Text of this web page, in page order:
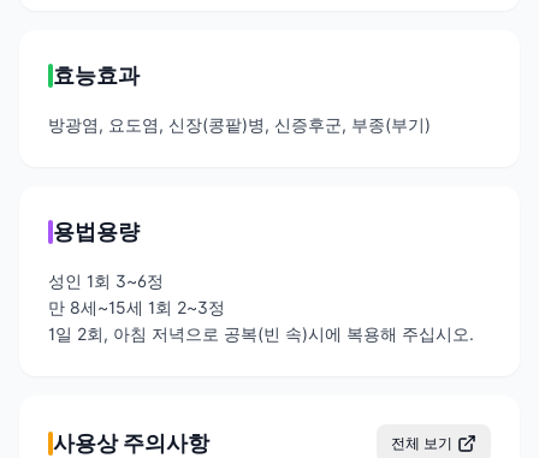
효능효과
방광염, 요도염, 신장(콩팥)병, 신증후군, 부종(부기)
용법용량
성인 1회 3~6정
만 8세~15세 1회 2~3정
1일 2회, 아침 저녁으로 공복(빈 속)시에 복용해 주십시오.
사용상 주의사항 전체 보기